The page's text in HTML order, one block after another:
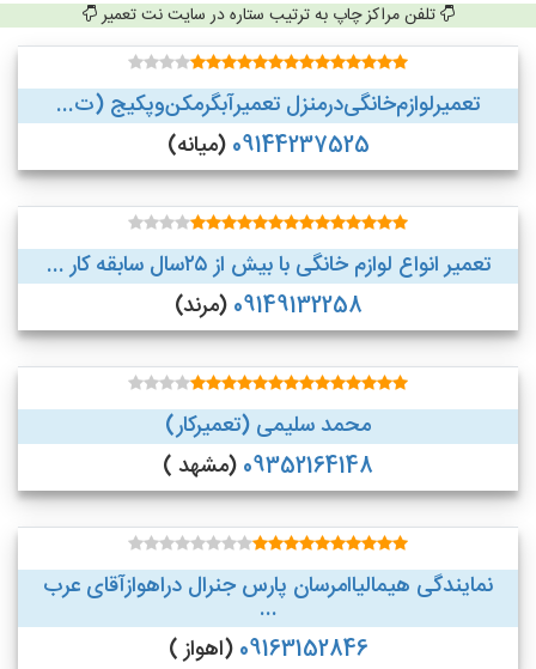
تلفن مراکز چاپ به ترتیب ستاره در سایت نت تعمیر
تعمیر‌لوازم‌‌خانگی‌در‌منزل‌ تعمیر‌آبگرمکن‌وپکیج (ت...
09144237525(میانه)
تعمیر انواع لوازم خانگی با بیش از ۲۵سال سابقه کار ...
09149132258(مرند)
محمد سلیمی (تعمیرکار)
09352164148(مشهد )
نمایندگی هیمالیاامرسان پارس جنرال دراهوازآقای عرب
...
09163152846(اهواز )